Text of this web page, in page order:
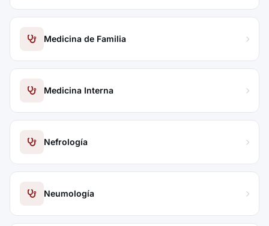
Medicina de Familia
Medicina Interna
Nefrología
Neumología